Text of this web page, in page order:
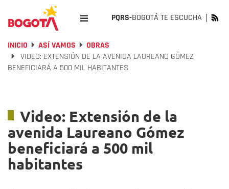
PQRS-BOGOTÁ TE ESCUCHA
INICIO ASÍ VAMOS
OBRAS
VIDEO: EXTENSIÓN DE LA AVENIDA LAUREANO GÓMEZ
BENEFICIARÁ A 500 MIL HABITANTES
Video: Extensión de la
avenida Laureano Gómez
beneficiará a 500 mil
habitantes